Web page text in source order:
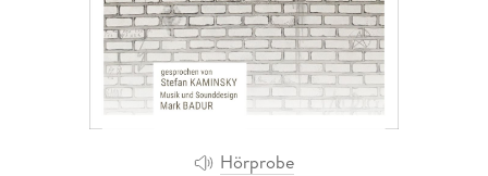
Hörprobe